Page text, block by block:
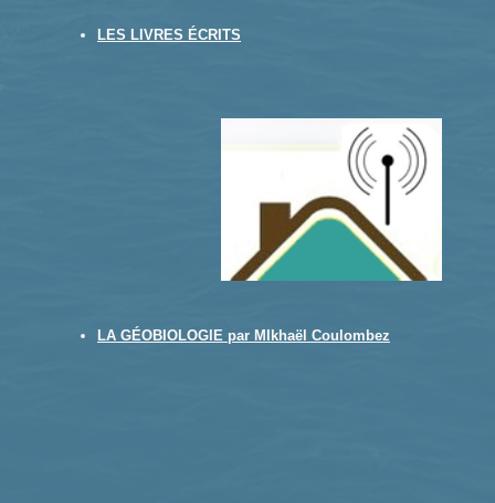
LES LIVRES ÉCRITS
LA GÉOBIOLOGIE par MIkhaël Coulombez